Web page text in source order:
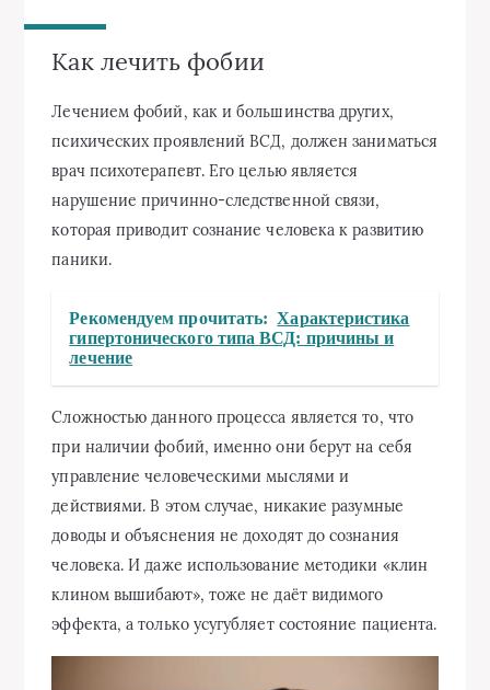
Как лечить фобии
Лечением фобий, как и большинства других,
психических проявлений ВСД, должен заниматься
врач психотерапевт. Его целью является
нарушение причинно-следственной связи,
которая приводит сознание человека к развитию
паники.
Рекомендуем прочитать: Характеристика
гипертонического типа ВСД: причины и
лечение
Сложностью данного процесса является то, что
при наличии фобий, именно они берут на себя
управление человеческими мыслями и
действиями. В этом случае, никакие разумные
доводы и объяснения не доходят до сознания
человека. И даже использование методики «клин
клином вышибают», тоже не даёт видимого
эффекта, а только усугубляет состояние пациента.